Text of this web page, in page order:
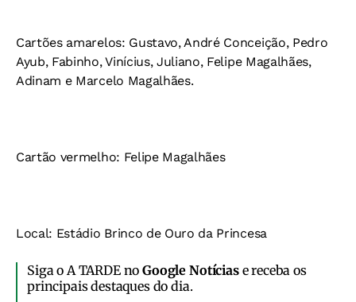
Cartões amarelos: Gustavo, André Conceição, Pedro
Ayub, Fabinho, Vinícius, Juliano, Felipe Magalhães,
Adinam e Marcelo Magalhães.
Cartão vermelho: Felipe Magalhães
Local: Estádio Brinco de Ouro da Princesa
Siga o A TARDE noGoogle Notíciase receba os
principais destaques do dia.